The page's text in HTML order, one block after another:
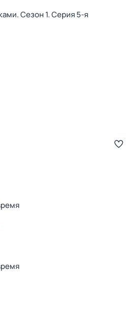
. Сезон 1. Серия 5-я